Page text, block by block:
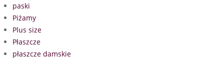
paski
Piżamy
Plus size
Płaszcze
płaszcze damskie